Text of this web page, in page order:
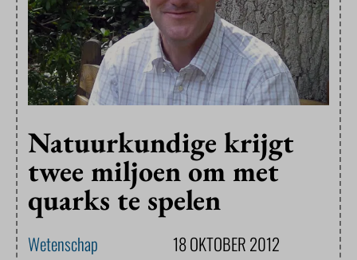
Natuurkundige krijgt
twee miljoen om met
quarks te spelen
Wetenschap 18 OKTOBER 2012